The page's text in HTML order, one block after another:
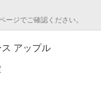
ージでご確認ください。
アップル